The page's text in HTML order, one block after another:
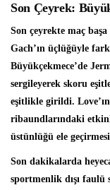
Son Çeyrek:
Son çeyrekte maç
Gach’ın üçlüğüyle
Büyükçekmece’de
sergileyerek skoru
eşitlikle girildi.
ribaundlarındaki
üstünlüğü ele
Son dakikalarda
sportmenlik dışı faulü